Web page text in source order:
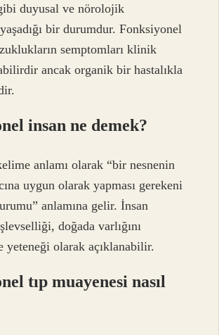
duyusal ve nörolojik
bir durumdur. Fonksiyonel
semptomları klinik
ancak organik bir hastalıkla
insan ne demek?
anlamı olarak “bir nesnenin
uygun olarak yapması gerekeni
anlamına gelir. İnsan
doğada varlığını
yeteneği olarak açıklanabilir.
tıp muayenesi nasıl